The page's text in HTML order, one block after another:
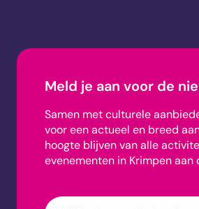
Meld je aan voor de
Samen met culturele
voor een actueel en breed
hoogte blijven van alle
evenementen in Krimpen aan